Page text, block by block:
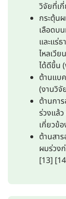
วิจัยที่เ
กระตุ้น
เลือดบ
และแร่
ไหลเวี
ได้ดีขึ้น
ต้านแบ
(งานวิจั
ต้านกา
ร่วงแล้
เกี่ยวข้
ต้านสา
ผมร่วง
[13]